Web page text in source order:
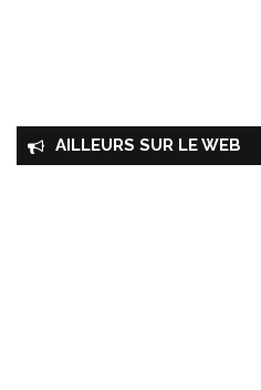
AILLEURS SUR LE WEB